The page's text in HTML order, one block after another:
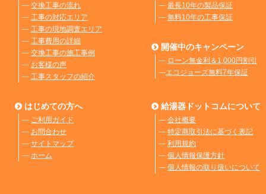
― 交換工事の流れ
― 工事の対応エリア
― 工事の現地調査エリア
― 工事費用の詳細
― 交換工事の施工事例
― お客様の声
― 工事スタッフの紹介
― 最長10年の製品保証
― 無料10年の工事保証
開催中のキャンペーン
― ローン無金利＆1,000円割引
―エコジョーズ無料7年保証
はじめての方へ
― ご利用ガイド
― お問合わせ
― サイトマップ
― ホーム
給湯器ドットコムについて
― 会社概要
― 特定商取引法に基づく表記
― 利用規約
― 個人情報保護方針
― 個人情報の取り扱いについて